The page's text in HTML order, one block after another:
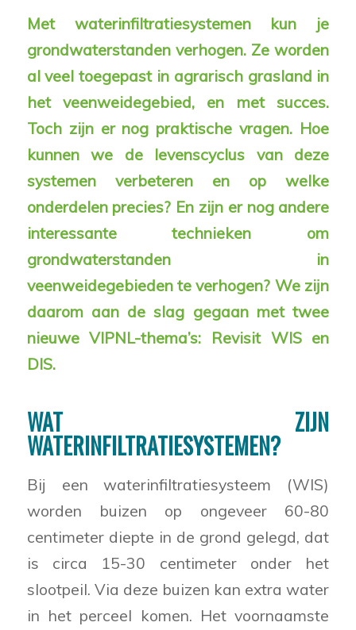
Met waterinfiltratiesystemen kun je
grondwaterstanden verhogen. Ze worden
al veel toegepast in agrarisch grasland in
het veenweidegebied, en met succes.
Toch zijn er nog praktische vragen. Hoe
kunnen we de levenscyclus van deze
systemen verbeteren en op welke
onderdelen precies? En zijn er nog andere
interessante technieken om
grondwaterstanden in
veenweidegebieden te verhogen? We zijn
daarom aan de slag gegaan met twee
nieuwe VIPNL-thema’s: Revisit WIS en
DIS.
WAT ZIJN
WATERINFILTRATIESYSTEMEN?
Bij een waterinfiltratiesysteem (WIS)
worden buizen op ongeveer 60-80
centimeter diepte in de grond gelegd, dat
is circa 15-30 centimeter onder het
slootpeil. Via deze buizen kan extra water
in het perceel komen. Het voornaamste